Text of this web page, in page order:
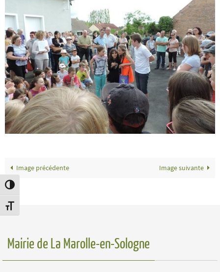
Passer en contraste élevé
Changer la taille de la police
Image précédente Image suivante
Mairie de La Marolle-en-Sologne